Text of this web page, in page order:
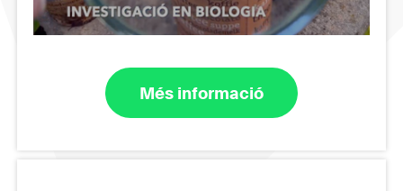
Més informació